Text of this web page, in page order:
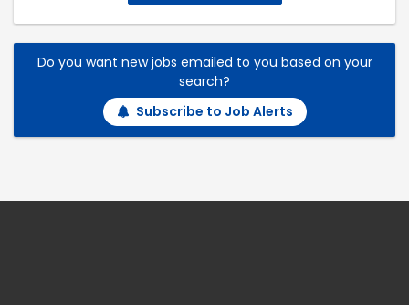
Do you want new jobs emailed to you based on your
search?
Subscribe to Job Alerts